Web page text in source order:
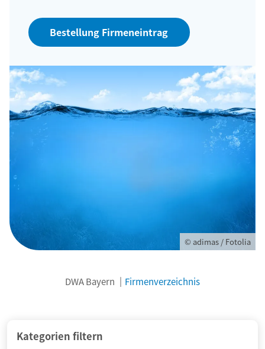
Bestellung Firmeneintrag
© adimas / Fotolia
DWA Bayern Firmenverzeichnis
Kategorien filtern